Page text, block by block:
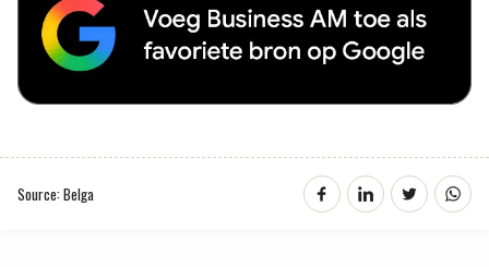
Source: Belga